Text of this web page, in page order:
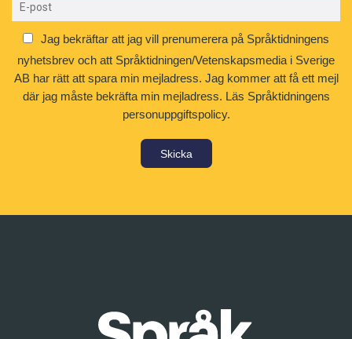
Jag bekräftar att jag vill prenumerera på Språktidningens
nyhetsbrev och att Språktidningen/Vetenskapsmedia i Sverige
AB har rätt att spara min mejladress. Jag kommer att få ett mejl
där jag måste bekräfta min mejladress. Läs Språktidningens
personuppgiftspolicy.
Skicka